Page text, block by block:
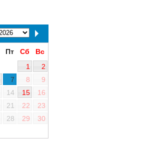
Пт Сб
Вс
1
2
7 8
9
14 15
16
21 22
23
28 29
30